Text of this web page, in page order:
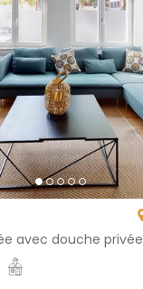
avec douche privée